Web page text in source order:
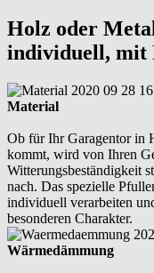
Holz oder
individuell, mit
Material
Ob für Ihr Garagentor in
kommt, wird von Ihren
Witterungsbeständigkeit
nach. Das spezielle
individuell verarbeiten
besonderen Charakter.
Wärmedämmung